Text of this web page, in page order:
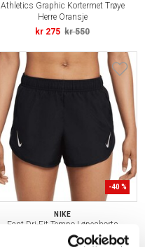
Athletics Graphic Kortermet Trøye
Herre Oransje
kr 275 kr 550
-40 %
NIKE
Fast Dri-Fit Tempo Løpeshorts
Dame Sort